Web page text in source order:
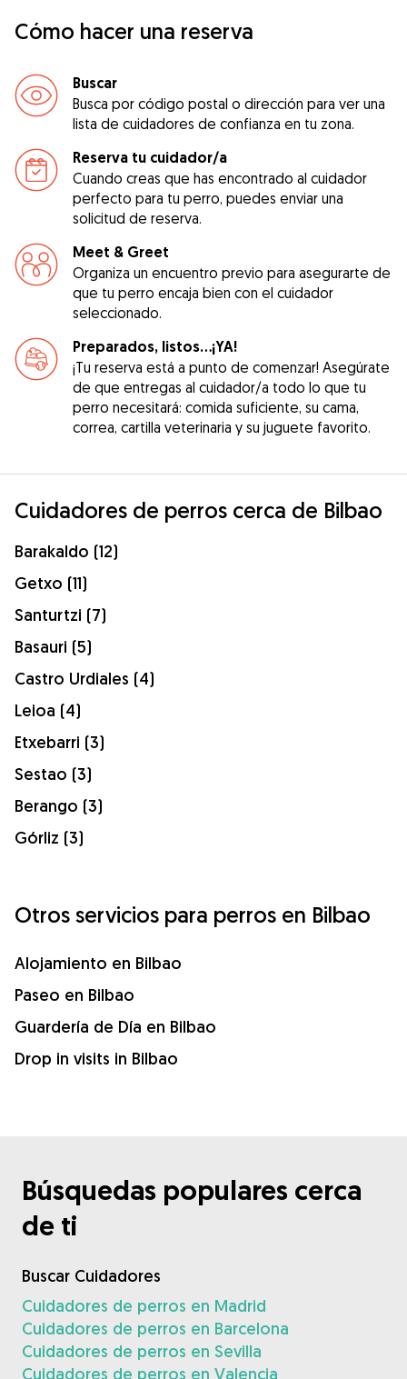
Cómo hacer una reserva
Buscar
Busca por código postal o dirección para ver una
lista de cuidadores de confianza en tu zona.
Reserva tu cuidador/a
Cuando creas que has encontrado al cuidador
perfecto para tu perro, puedes enviar una
solicitud de reserva.
Meet & Greet
Organiza un encuentro previo para asegurarte de
que tu perro encaja bien con el cuidador
seleccionado.
Preparados, listos...¡YA!
¡Tu reserva está a punto de comenzar! Asegúrate
de que entregas al cuidador/a todo lo que tu
perro necesitará: comida suficiente, su cama,
correa, cartilla veterinaria y su juguete favorito.
Cuidadores de perros cerca de Bilbao
Barakaldo (12)
Getxo (11)
Santurtzi (7)
Basauri (5)
Castro Urdiales (4)
Leioa (4)
Etxebarri (3)
Sestao (3)
Berango (3)
Górliz (3)
Otros servicios para perros en Bilbao
Alojamiento en Bilbao
Paseo en Bilbao
Guardería de Día en Bilbao
Drop in visits in Bilbao
Búsquedas populares cerca
de ti
Buscar Cuidadores
Cuidadores de perros en Madrid
Cuidadores de perros en Barcelona
Cuidadores de perros en Sevilla
Cuidadores de perros en Valencia